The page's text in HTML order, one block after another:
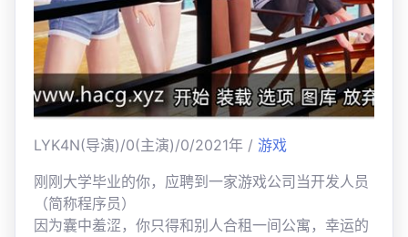
LYK4N(导演)/0(主演)/0/2021年 / 游戏
刚刚大学毕业的你，应聘到一家游戏公司当开发人员
（简称程序员）
因为囊中羞涩，你只得和别人合租一间公寓，幸运的